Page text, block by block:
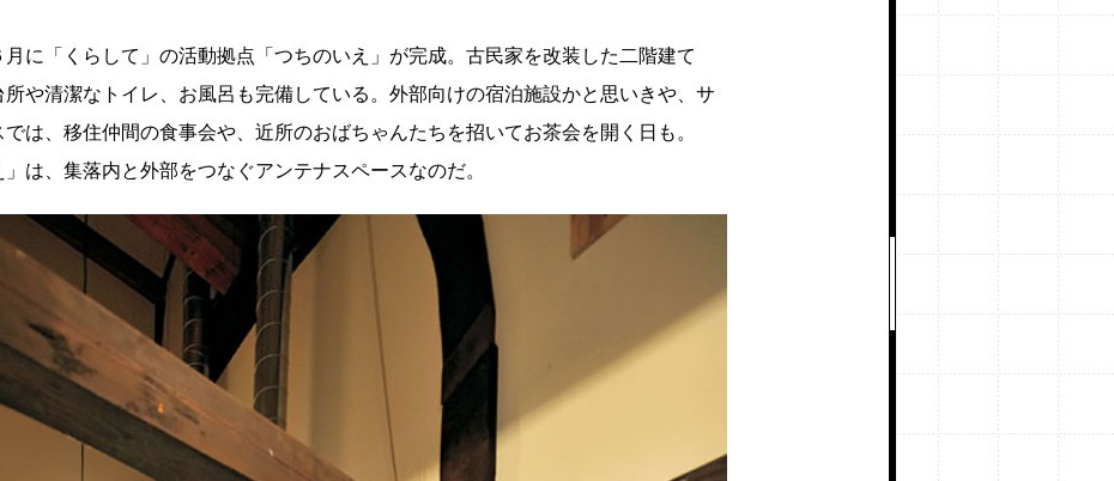
月に「くらして」の活動拠点「つちのいえ」が完成。古民家を改装した二階建て
所や清潔なトイレ、お風呂も完備している。外部向けの宿泊施設かと思いきや、サ
では、移住仲間の食事会や、近所のおばちゃんたちを招いてお茶会を開く日も。
」は、集落内と外部をつなぐアンテナスペースなのだ。